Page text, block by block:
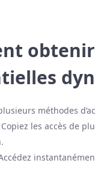
méthodes
les accès de